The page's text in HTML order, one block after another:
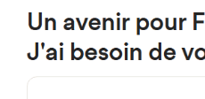
AÑADIR
64220 Saint-